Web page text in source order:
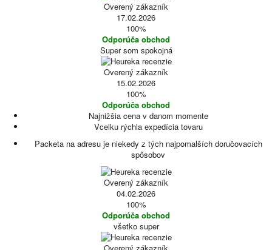
Overený zákazník
17.02.2026
100%
Odporúča obchod
Super som spokojná
Overený zákazník
15.02.2026
100%
Odporúča obchod
Najnižšia cena v danom momente
Vcelku rýchla expedícia tovaru
Packeta na adresu je niekedy z tých najpomalších doručovacích
spôsobov
Overený zákazník
04.02.2026
100%
Odporúča obchod
všetko super